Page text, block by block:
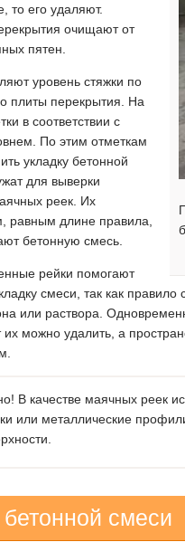
то его удаляют.
очищают от
пятен.
уровень стяжки по
плиты перекрытия. На
в соответствии с
По этим отметкам
укладку бетонной
для выверки
реек. Их
равным длине правила,
бетонную смесь.
рейки помогают
смеси, так как
или раствора.
можно удалить, а
В качестве маячных реек
или металлические
смеси